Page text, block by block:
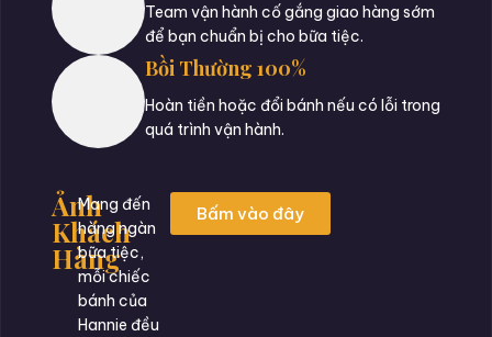
Team vận hành cố gắng giao hàng sớm
để bạn chuẩn bị cho bữa tiệc.
Bồi Thường 100%
Hoàn tiền hoặc đổi bánh nếu có lỗi trong
quá trình vận hành.
Ảnh
Khách
Hàng
Mang đến
hàng ngàn
bữa tiệc,
mỗi chiếc
bánh của
Hannie đều
Bấm vào đây